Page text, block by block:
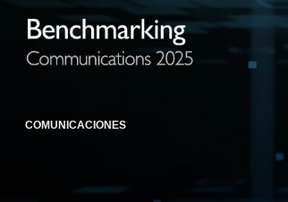
COMUNICACIONES